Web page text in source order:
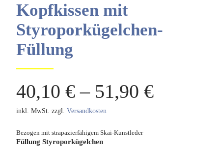
Kopfkissen mit
Styroporkügelchen-
Füllung
40,10 € – 51,90 €
inkl. MwSt. zzgl. Versandkosten
Bezogen mit strapazierfähigem Skai-Kunstleder
Füllung Styroporkügelchen